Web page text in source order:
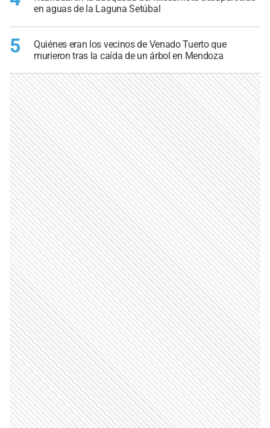
en aguas de la Laguna Setúbal
5
Quiénes eran los vecinos de Venado Tuerto que
murieron tras la caída de un árbol en Mendoza